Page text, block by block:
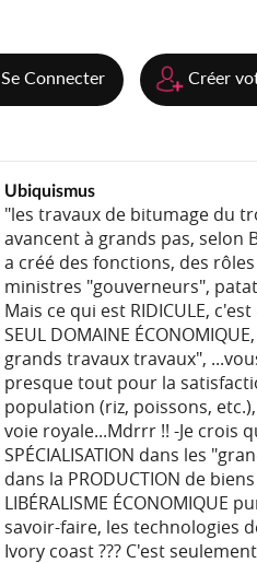
Se Connecter Créer
Ubiquismus
"les travaux de bitumage du
avancent à grands pas, selon
a créé des fonctions, des
ministres "gouverneurs",
Mais ce qui est RIDICULE,
SEUL DOMAINE
grands travaux travaux",
presque tout pour la
population (riz, poissons, etc.),
voie royale...Mdrrr !! -Je crois
SPÉCIALISATION dans les
dans la PRODUCTION de
LIBÉRALISME ÉCONOMIQUE
savoir-faire, les technologies
Ivory coast ??? C'est